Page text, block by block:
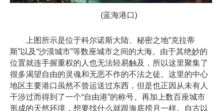
(蓝海港口)
上图所示是位于科尔诺斯大陆、秘密之地“克拉蒂
斯”以及“沙漠城市”等数座城市之间的大海。由于其绝妙的
位置就连手握重权的人也无法轻易触及，所以这里聚集了
很多渴望自由的灵魂和无恶不作的不法之徒。这里的中心
地区主要港口虽然不曾运送过东西，但是也正因从未有人
干涉过而得到了一个“自由港”的称号。再加上数百座城市
形成的天然环境，想要找什么就跟海底捞月一样。自古以